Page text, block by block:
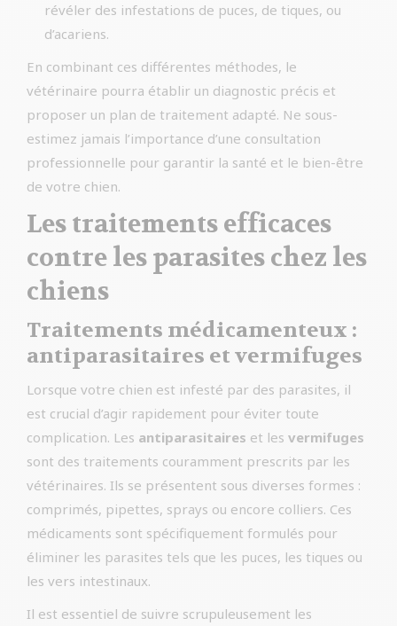
révéler des infestations de puces, de tiques, ou
d’acariens.
En combinant ces différentes méthodes, le
vétérinaire pourra établir un diagnostic précis et
proposer un plan de traitement adapté. Ne sous-
estimez jamais l’importance d’une consultation
professionnelle pour garantir la santé et le bien-être
de votre chien.
Les traitements efficaces
contre les parasites chez les
chiens
Traitements médicamenteux :
antiparasitaires et vermifuges
Lorsque votre chien est infesté par des parasites, il
est crucial d’agir rapidement pour éviter toute
complication. Les antiparasitaires et les vermifuges
sont des traitements couramment prescrits par les
vétérinaires. Ils se présentent sous diverses formes :
comprimés, pipettes, sprays ou encore colliers. Ces
médicaments sont spécifiquement formulés pour
éliminer les parasites tels que les puces, les tiques ou
les vers intestinaux.
Il est essentiel de suivre scrupuleusement les